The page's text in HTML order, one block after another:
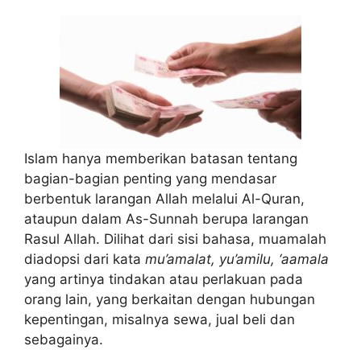
Islam hanya memberikan batasan tentang
bagian-bagian penting yang mendasar
berbentuk larangan Allah melalui Al-Quran,
ataupun dalam As-Sunnah berupa larangan
Rasul Allah. Dilihat dari sisi bahasa, muamalah
diadopsi dari kata mu’amalat, yu’amilu, ‘aamala
yang artinya tindakan atau perlakuan pada
orang lain, yang berkaitan dengan hubungan
kepentingan, misalnya sewa, jual beli dan
sebagainya.